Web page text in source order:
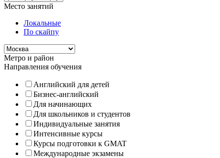
Место занятий
Локальные
По скайпу
Метро и район
Направления обучения
Английский для детей
Бизнес-английский
Для начинающих
Для школьников и студентов
Индивидуальные занятия
Интенсивные курсы
Курсы подготовки к GMAT
Международные экзамены